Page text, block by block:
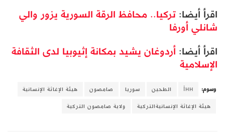
اقرأ أيضا:تركيا.. محافظ الرقة السورية يزور والي
شانلي أورفا
اقرأ أيضا:أردوغان يشيد بمكانة إثيوبيا لدى الثقافة
الإسلامية
وسوم: İHH الطحين سوريا صامصون
هيئة الإغاثة الإنسانية
هيئة الإغاثة الإنسانيةالتركية
ولاية صامصون التركية